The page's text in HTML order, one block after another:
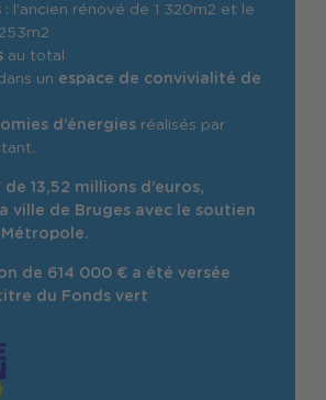
: l‘ancien rénové de 1 320m2 et le
au total
un espace de convivialité de
d’énergies réalisés par
13,52 millions d’euros,
ville de Bruges avec le soutien
de 614 000 € a été versée
du Fonds vert